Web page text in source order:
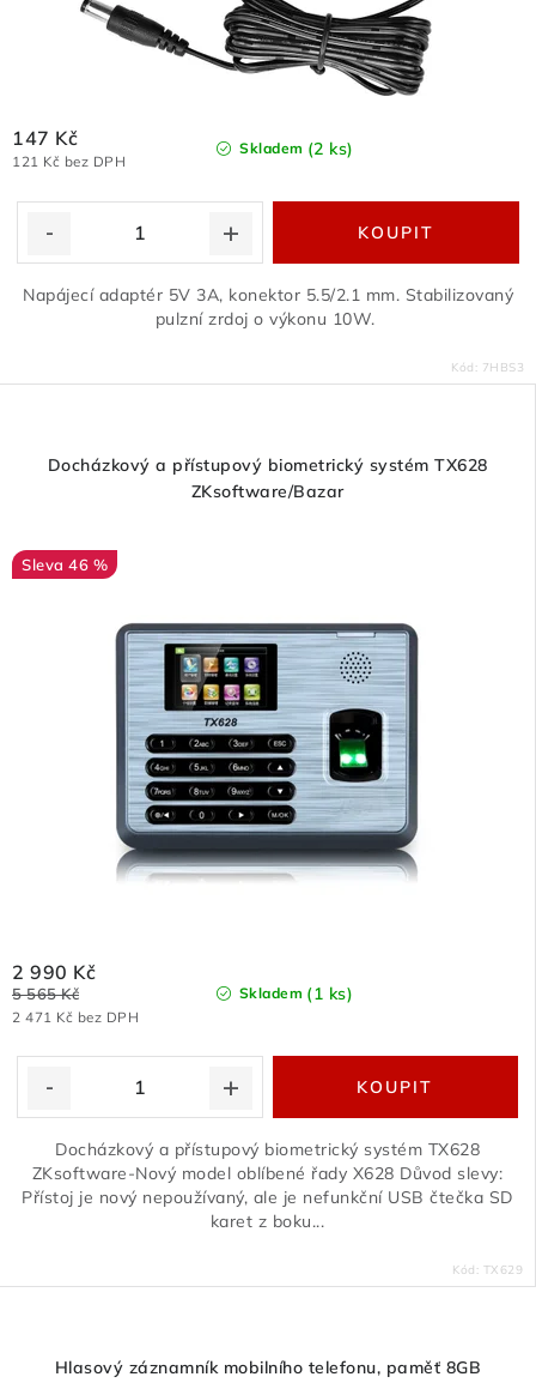
Skladem (2 ks)
121 Kč bez DPH
147 Kč
Napájecí adaptér 5V 3A, konektor 5.5/2.1 mm. Stabilizovaný
pulzní zrdoj o výkonu 10W.
Kód: 7HBS3
Docházkový a přístupový biometrický systém TX628
ZKsoftware/Bazar
46 %
Skladem (1 ks)
2 471 Kč bez DPH
2 990 Kč
5 565 Kč
Docházkový a přístupový biometrický systém TX628
ZKsoftware-Nový model oblíbené řady X628 Důvod slevy:
Přístoj je nový nepoužívaný, ale je nefunkční USB čtečka SD
karet z boku...
Kód: TX629
Hlasový záznamník mobilního telefonu, paměť 8GB